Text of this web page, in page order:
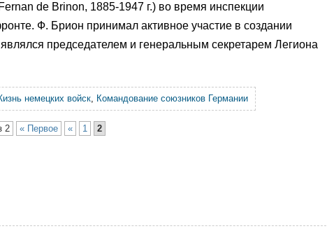
de Brinon, 1885-1947 г.) во время инспекции
Ф. Брион принимал активное участие в создании
председателем и генеральным секретарем Легиона
немецких войск, Командование союзников Германии
2 « Первое « 1 2